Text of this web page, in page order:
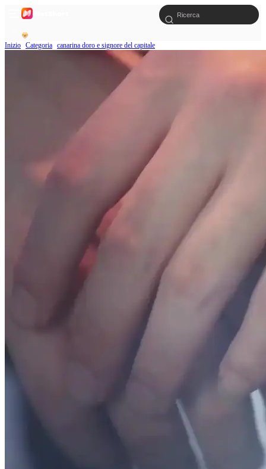
Inizio Categoria canarina doro e signore del capitale